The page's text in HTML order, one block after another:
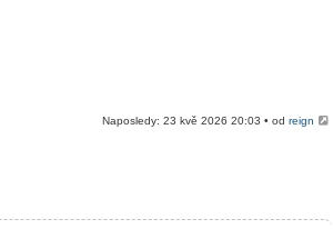
Naposledy: 23 kvě 2026 20:03 • odreign